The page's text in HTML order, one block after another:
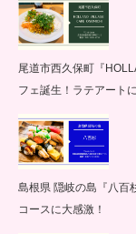
尾道市西久保町『
フェ誕生！ラテアート
島根県 隠岐の島『八百
コースに大感激！